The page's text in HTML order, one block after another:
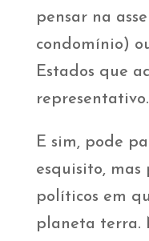
pensar na
condomínio)
Estados que
representativo.
E sim, pode
esquisito, mas
políticos em
planeta terra.